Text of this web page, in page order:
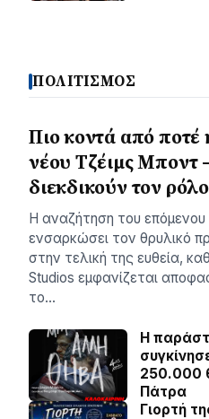
ΠΟΛΙΤΙΣΜΟΣ
Πιο κοντά από
νέου Τζέιμς Μποντ
διεκδικούν τον
Η αναζήτηση του επόμενου
ενσαρκώσει τον θρυλικό
στην τελική της ευθεία,
Studios εμφανίζεται
το…
Η
250.000
Πάτρα
Γιορτή